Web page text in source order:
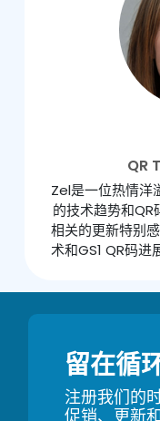
QR
Zel是一位热情洋
的技术趋势和QR
相关的更新特别
术和GS1 QR码进
留在循
注册我们的
促销、更新